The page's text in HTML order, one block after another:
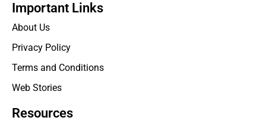
Important Links
About Us
Privacy Policy
Terms and Conditions
Web Stories
Resources